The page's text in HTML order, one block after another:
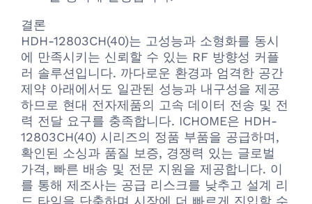
결론
HDH-12803CH(40)는 고성능과 소형화를 동시
에 만족시키는 신뢰할 수 있는 RF 방향성 커플
러 솔루션입니다. 까다로운 환경과 엄격한 공간
제약 아래에서도 일관된 성능과 내구성을 제공
하므로 현대 전자제품의 고속 데이터 전송 및 전
력 전달 요구를 충족합니다. ICHOME은 HDH-
12803CH(40) 시리즈의 정품 부품을 공급하며,
확인된 소싱과 품질 보증, 경쟁력 있는 글로벌
가격, 빠른 배송 및 전문 지원을 제공합니다. 이
를 통해 제조사는 공급 리스크를 낮추고 설계 리
드 타임을 단축하며 시장에 더 빠르게 진입할 수